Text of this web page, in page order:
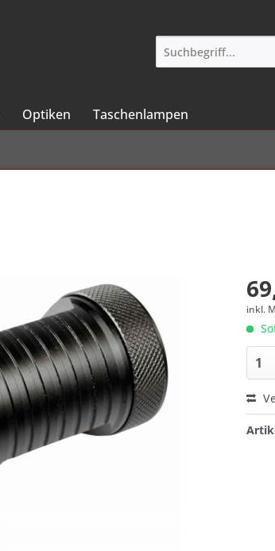
Optiken Taschenlampen
inkl.